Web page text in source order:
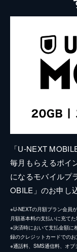
「U-NEXT
毎月もらえるポイ
になるモバイルプ
OBILE」のお申し
※U-NEXTの月額プラン会員
月額基本料の支払いに充てた
※決済時において支払金額に
録のクレジットカードでのお
※通話料、SMS通信料、オプ